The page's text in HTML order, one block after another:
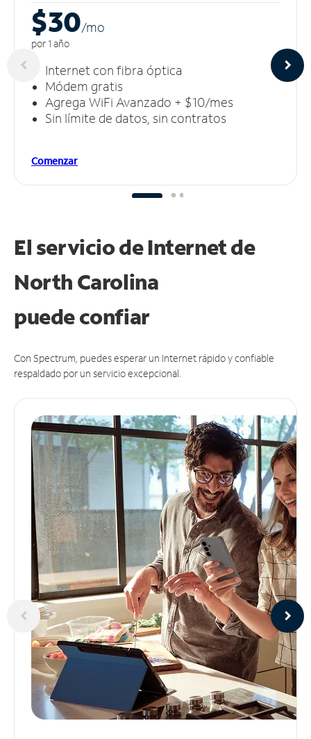
$30/mo
por 1 año
Internet con fibra óptica
Módem gratis
Agrega WiFi Avanzado + $10/mes
Sin límite de datos, sin contratos
Comenzar
El servicio de Internet de
North Carolina
puedeconfiar
Con Spectrum, puedes esperar un Internet rápido y confiable
respaldado por un servicio excepcional.